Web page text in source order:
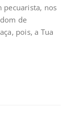
pecuarista, nos
de
pois, a Tua